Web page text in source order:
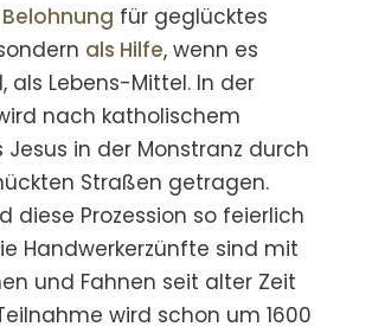
für geglücktes
als Hilfe, wenn es
als Lebens-Mittel. In der
nach katholischem
Jesus in der Monstranz durch
Straßen getragen.
diese Prozession so feierlich
Handwerkerzünfte sind mit
und Fahnen seit alter Zeit
wird schon um 1600